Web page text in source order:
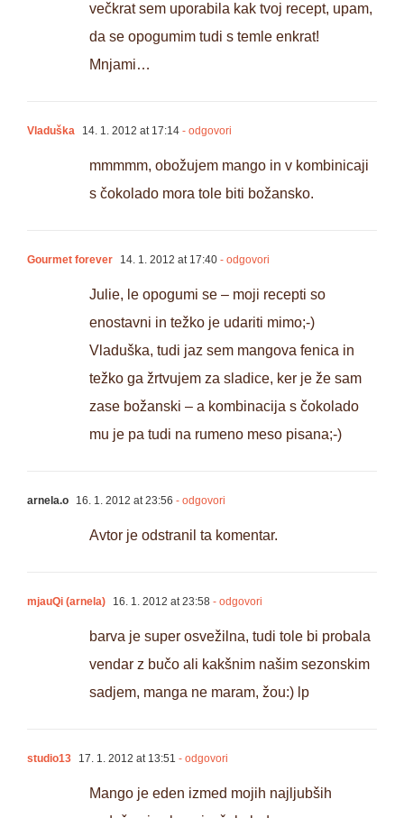
večkrat sem uporabila kak tvoj recept, upam,
da se opogumim tudi s temle enkrat!
Mnjami…
Vladuška 14. 1. 2012 at 17:14 - odgovori
mmmmm, obožujem mango in v kombinicaji
s čokolado mora tole biti božansko.
Gourmet forever 14. 1. 2012 at 17:40 - odgovori
Julie, le opogumi se – moji recepti so
enostavni in težko je udariti mimo;-)
Vladuška, tudi jaz sem mangova fenica in
težko ga žrtvujem za sladice, ker je že sam
zase božanski – a kombinacija s čokolado
mu je pa tudi na rumeno meso pisana;-)
arnela.o 16. 1. 2012 at 23:56 - odgovori
Avtor je odstranil ta komentar.
mjauQi (arnela) 16. 1. 2012 at 23:58 - odgovori
barva je super osvežilna, tudi tole bi probala
vendar z bučo ali kakšnim našim sezonskim
sadjem, manga ne maram, žou:) lp
studio13 17. 1. 2012 at 13:51 - odgovori
Mango je eden izmed mojih najljubših